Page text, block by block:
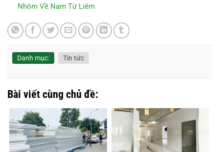
Nhôm Về Nam Từ Liêm
Danh mục: Tin tức
Bài viết cùng chủ đề: